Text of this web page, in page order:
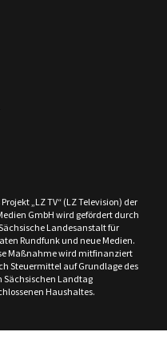
Projekt „LZ TV“ (LZ Television) der
GmbH wird gefördert durch
Landesanstalt für
Rundfunk und neue Medien.
Maßnahme wird mitfinanziert
Steuermittel auf Grundlage des
Sächsischen Landtag
Haushaltes.